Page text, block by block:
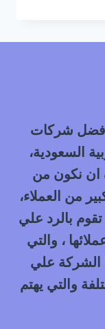
شركات
السعودية،
ان نكون من
من العملاء،
بالرد علي
، والتي
الشركة علي
والتي يهتم